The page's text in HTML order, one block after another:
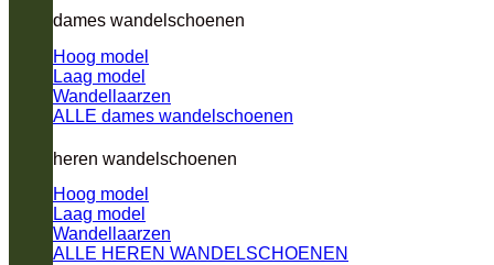
dames wandelschoenen
Hoog model
Laag model
Wandellaarzen
ALLE dames wandelschoenen
heren wandelschoenen
Hoog model
Laag model
Wandellaarzen
ALLE HEREN WANDELSCHOENEN